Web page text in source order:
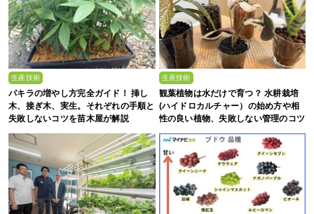
生産技術
パキラの増やし方完全ガイド！ 挿し
木、接ぎ木、実生。それぞれの手順と
失敗しないコツを苗木屋が解説
生産技術
観葉植物は水だけで育つ？ 水耕栽培
(ハイドロカルチャー）の始め方や相
性の良い植物、失敗しない管理のコツ